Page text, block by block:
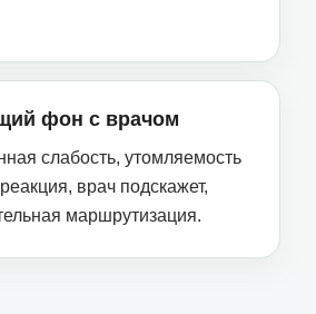
фон с врачом
слабость, утомляемость
врач подскажет,
маршрутизация.